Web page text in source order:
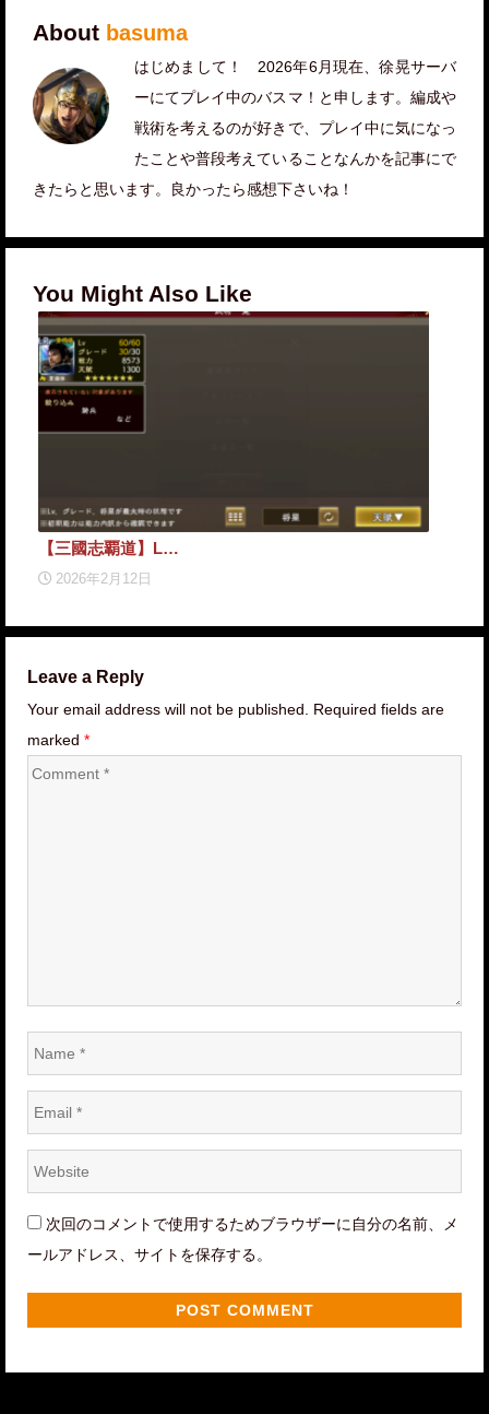
About basuma
はじめまして！ 2026年6月現在、徐晃サーバ
ーにてプレイ中のバスマ！と申します。編成や
戦術を考えるのが好きで、プレイ中に気になっ
たことや普段考えていることなんかを記事にで
きたらと思います。良かったら感想下さいね！
You Might Also Like
【三國志覇道】L…
2026年2月12日
Leave a Reply
Your email address will not be published. Required fields are
marked *
Comment
Name
*
Email
*
Website
*
次回のコメントで使用するためブラウザーに自分の名前、メ
ールアドレス、サイトを保存する。